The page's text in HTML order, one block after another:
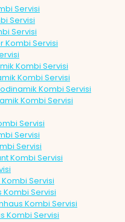
Servisi
Servisi
Servisi
Kombi Servisi
Kombi Servisi
Kombi Servisi
Kombi Servisi
Kombi Servisi
Servisi
Servisi
Servisi
Kombi Servisi
Servisi
Servisi
Kombi Servisi
Kombi Servisi